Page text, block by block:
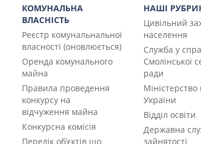
КОМУНАЛЬНА
ВЛАСНІСТЬ
Реєстр комунальнальної
власності (оновлюється)
Оренда комунального
майна
Правила проведення
конкурсу на
відчуження майна
Конкурсна комісія
Перелік об’єктів що
НАШІ
Цивільний
населення
Служба у
Смолінської
ради
Міністерство
України
Відділ освіти
Державна
зайнятості